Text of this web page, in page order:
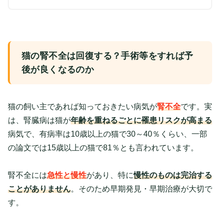
猫の腎不全は回復する？手術等をすれば予
後が良くなるのか
猫の飼い主であれば知っておきたい病気が腎不全です。実
は、腎臓病は猫が年齢を重ねるごとに罹患リスクが高まる
病気で、有病率は10歳以上の猫で30～40％くらい、一部
の論文では15歳以上の猫で81％とも言われています。
腎不全には急性と慢性があり、特に慢性のものは完治する
ことがありません。そのため早期発見・早期治療が大切で
す。